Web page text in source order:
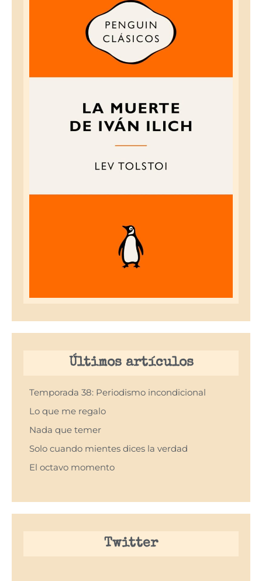
Últimos artículos
Temporada 38: Periodismo incondicional
Lo que me regalo
Nada que temer
Solo cuando mientes dices la verdad
El octavo momento
Twitter